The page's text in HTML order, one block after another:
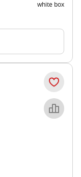
white box